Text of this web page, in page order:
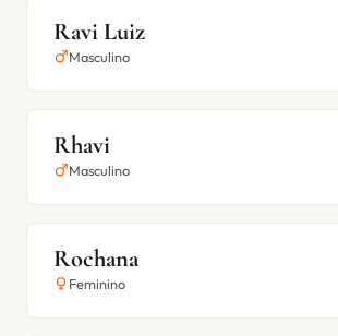
Ravi Luiz
Masculino
Rhavi
Masculino
Rochana
Feminino